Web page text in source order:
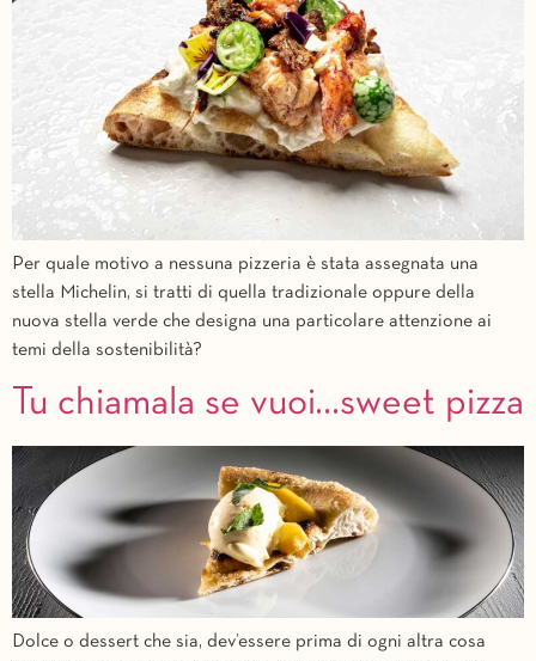
Per quale motivo a nessuna pizzeria è stata assegnata una
stella Michelin, si tratti di quella tradizionale oppure della
nuova stella verde che designa una particolare attenzione ai
temi della sostenibilità?
Tu chiamala se vuoi…sweet pizza
Dolce o dessert che sia, dev’essere prima di ogni altra cosa